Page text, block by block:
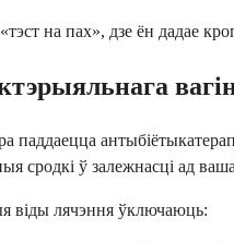
на пах», дзе ён дадае
паддаецца
сродкі ў залежнасці ад
віды лячэння ўключаюць: